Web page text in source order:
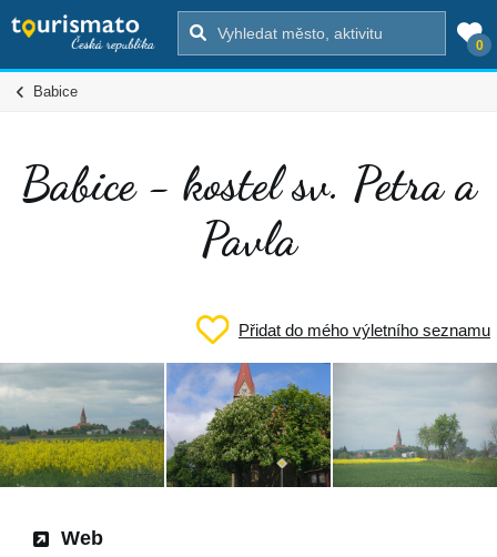
0
Babice
Babice - kostel sv. Petra a
Pavla
Přidat do mého výletního seznamu
Web